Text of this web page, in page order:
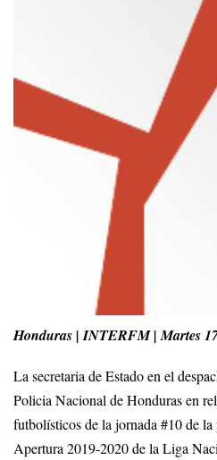
Honduras | INTERFM | Martes
La secretaria de Estado en el
Policia Nacional de Honduras en
futbolísticos de la jornada #10 de
Apertura 2019-2020 de la Liga